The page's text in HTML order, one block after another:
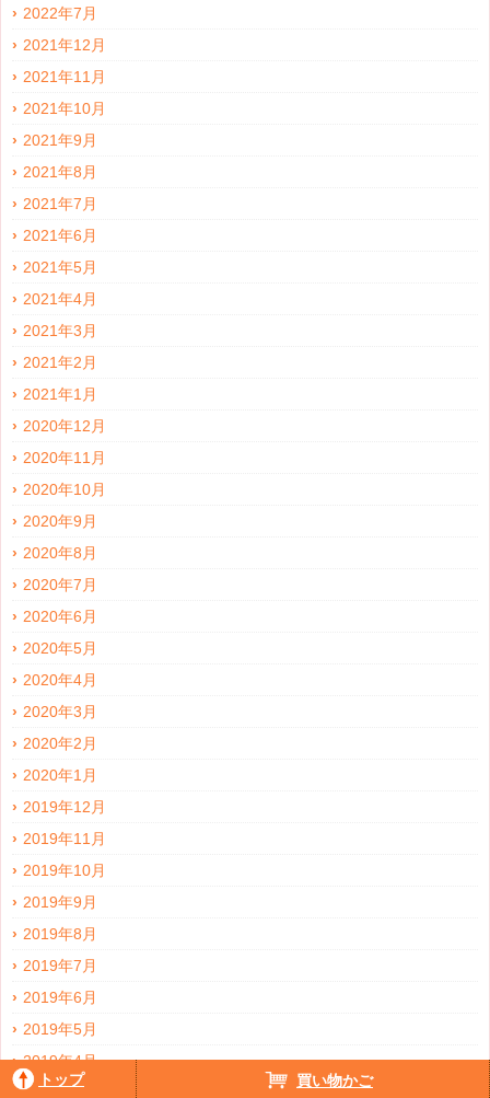
2022年7月
2021年12月
2021年11月
2021年10月
2021年9月
2021年8月
2021年7月
2021年6月
2021年5月
2021年4月
2021年3月
2021年2月
2021年1月
2020年12月
2020年11月
2020年10月
2020年9月
2020年8月
2020年7月
2020年6月
2020年5月
2020年4月
2020年3月
2020年2月
2020年1月
2019年12月
2019年11月
2019年10月
2019年9月
2019年8月
2019年7月
2019年6月
2019年5月
2019年4月
2019年3月
トップ 買い物かご